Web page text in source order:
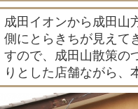
成田イオンから成田山
側にとらきちが見えて
すので、成田山散策の
りとした店舗ながら、